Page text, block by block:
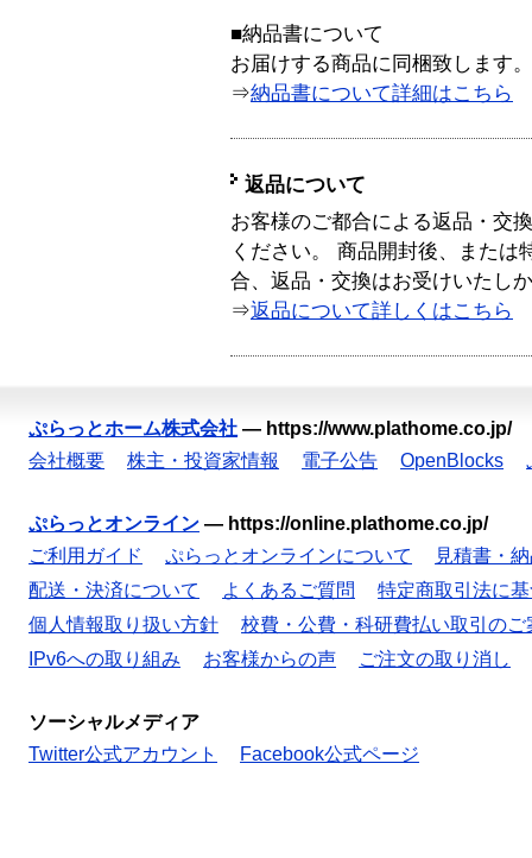
■納品書について
お届けする商品に同梱致します。
⇒納品書について詳細はこちら
返品について
お客様のご都合による返品・交
ください。 商品開封後、または
合、返品・交換はお受けいたし
⇒返品について詳しくはこちら
ぷらっとホーム株式会社 — https://www.plathome.co.jp/
会社概要
株主・投資家情報 電子公告 OpenBlocks
ぷらっとオンライン — https://online.plathome.co.jp/
ご利用ガイド
ぷらっとオンラインについて
見積書・
配送・決済について
よくあるご質問
特定商取引法に
個人情報取り扱い方針
校費・公費・科研費払い取引のご
IPv6への取り組み
お客様からの声 ご注文の取り消し
ソーシャルメディア
Twitter公式アカウント
Facebook公式ページ